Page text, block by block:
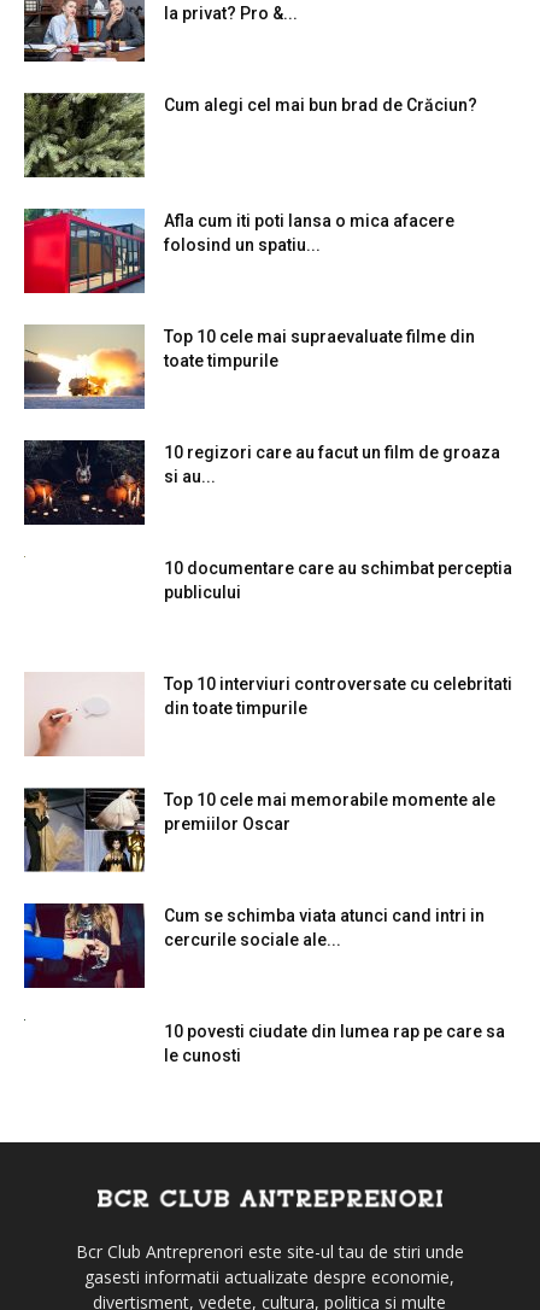
la privat? Pro &...
Cum alegi cel mai bun brad de Crăciun?
Afla cum iti poti lansa o mica afacere
folosind un spatiu...
Top 10 cele mai supraevaluate filme din
toate timpurile
10 regizori care au facut un film de groaza
si au...
10 documentare care au schimbat perceptia
publicului
Top 10 interviuri controversate cu celebritati
din toate timpurile
Top 10 cele mai memorabile momente ale
premiilor Oscar
Cum se schimba viata atunci cand intri in
cercurile sociale ale...
10 povesti ciudate din lumea rap pe care sa
le cunosti
Bcr Club Antreprenori este site-ul tau de stiri unde
gasesti informatii actualizate despre economie,
divertisment, vedete, cultura, politica si multe